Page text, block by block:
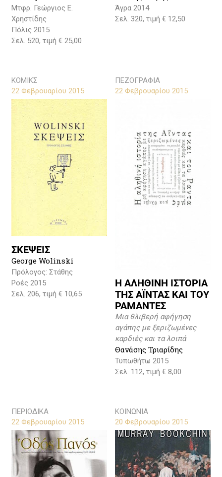
Μτφρ. Γεώργιος Ε.
Χρηστίδης
Πόλις 2015
Σελ. 520, τιμή € 25,00
Άγρα 2014
Σελ. 320, τιμή € 12,50
ΚΟΜΙΚΣ
22 Φεβρουαρίου 2015
ΣΚΕΨΕΙΣ
George Wolinski
Πρόλογος: Στάθης
Ροές 2015
Σελ. 206, τιμή € 10,65
ΠΕΖΟΓΡΑΦΙΑ
22 Φεβρουαρίου 2015
Η ΑΛΗΘΙΝΗ ΙΣΤΟΡΙΑ
ΤΗΣ ΑΪΝΤΑΣ ΚΑΙ ΤΟΥ
ΡΑΜΑΝΤΕΣ
Μια θλιβερή αφήγηση
αγάπης με ξεριζωμένες
καρδιές και τα λοιπά
Θανάσης Τριαρίδης
Τυπωθήτω 2015
Σελ. 112, τιμή € 8,00
ΠΕΡΙΟΔΙΚΑ
22 Φεβρουαρίου 2015
ΚΟΙΝΩΝΙΑ
20 Φεβρουαρίου 2015